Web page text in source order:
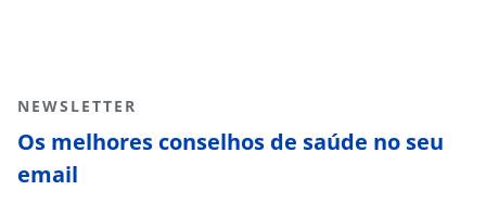
NEWSLETTER
Os melhores conselhos de saúde no seu
email